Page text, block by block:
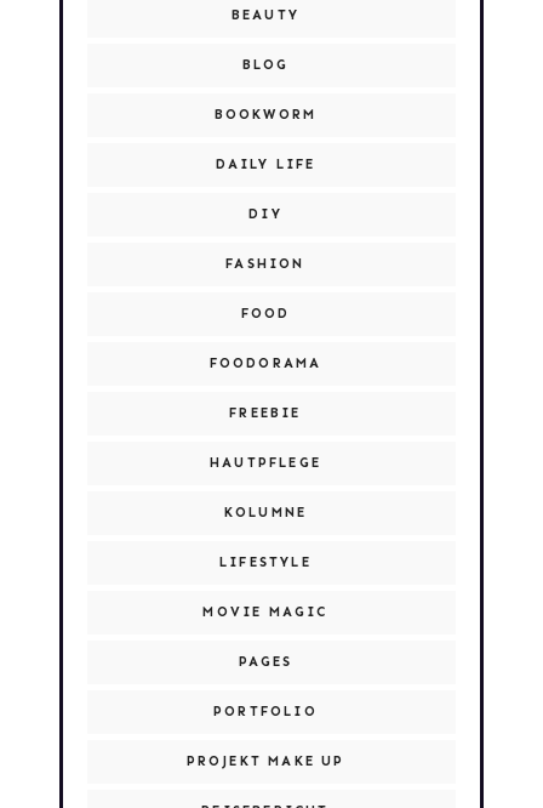
BEAUTY
BLOG
BOOKWORM
DAILY LIFE
DIY
FASHION
FOOD
FOODORAMA
FREEBIE
HAUTPFLEGE
KOLUMNE
LIFESTYLE
MOVIE MAGIC
PAGES
PORTFOLIO
PROJEKT MAKE UP